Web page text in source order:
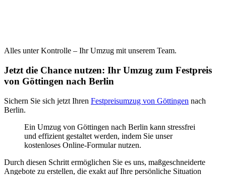
Alles unter Kontrolle – Ihr Umzug mit unserem Team.
Jetzt die Chance nutzen: Ihr Umzug zum Festpreis
von Göttingen nach Berlin
Sichern Sie sich jetzt Ihren Festpreisumzug von Göttingen nach
Berlin.
Ein Umzug von Göttingen nach Berlin kann stressfrei
und effizient gestaltet werden, indem Sie unser
kostenloses Online-Formular nutzen.
Durch diesen Schritt ermöglichen Sie es uns, maßgeschneiderte
Angebote zu erstellen, die exakt auf Ihre persönliche Situation